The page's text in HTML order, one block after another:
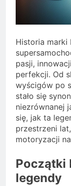
Historia marki
pasji,
perfekcji. Od
wyścigów po
stało się
niezrównanej
się, jak ta
przestrzeni
motoryzacji
Początki
legendy